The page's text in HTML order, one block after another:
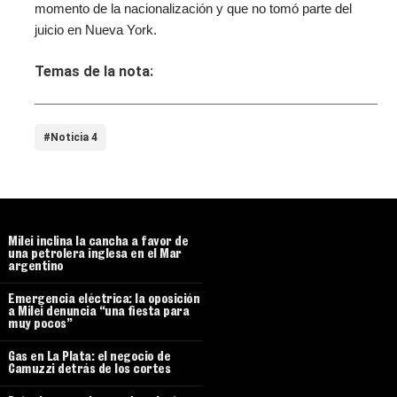
momento de la nacionalización y que no tomó parte del
juicio en Nueva York.
Temas de la nota:
#Noticia 4
Milei inclina la cancha a favor de
una petrolera inglesa en el Mar
argentino
Emergencia eléctrica: la oposición
a Milei denuncia “una fiesta para
muy pocos”
Gas en La Plata: el negocio de
Camuzzi detrás de los cortes